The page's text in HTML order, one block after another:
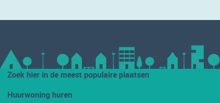
Zoek hier in de meest populaire plaatsen
Huurwoning huren